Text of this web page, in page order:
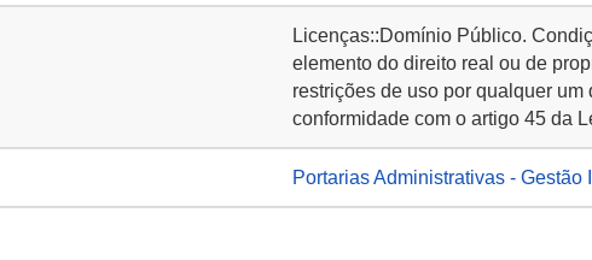
Licenças::Domínio Público.
elemento do direito real ou de
restrições de uso por qualquer
conformidade com o artigo 45 da
Portarias Administrativas - Gestão